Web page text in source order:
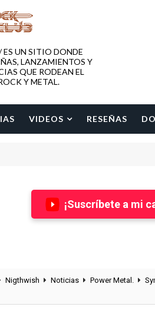
UN SITIO DONDE
LANZAMIENTOS Y
QUE RODEAN EL
Y METAL.
VIDEOS RESEÑAS
¡Suscríbete a mi
Nigthwish Noticias Power Metal.